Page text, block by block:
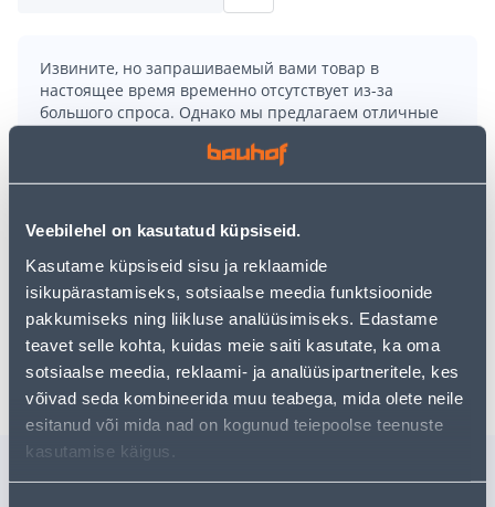
Veebilehel on kasutatud küpsiseid.
Kasutame küpsiseid sisu ja reklaamide
isikupärastamiseks, sotsiaalse meedia funktsioonide
pakkumiseks ning liikluse analüüsimiseks. Edastame
teavet selle kohta, kuidas meie saiti kasutate, ka oma
sotsiaalse meedia, reklaami- ja analüüsipartneritele, kes
võivad seda kombineerida muu teabega, mida olete neile
esitanud või mida nad on kogunud teiepoolse teenuste
kasutamise käigus.
Извините, но запрашиваемый вами товар в
настоящее время временно отсутствует из-за
большого спроса. Однако мы предлагаем отличные
могут вам понравиться!
Но ваш шопинг не должен заканчиваться здесь - вы
главную страницу или используя нашу мощную
функцию поиска, чтобы найти еще более приятные
варианты. Удачных покупок!
Доставка невозможна